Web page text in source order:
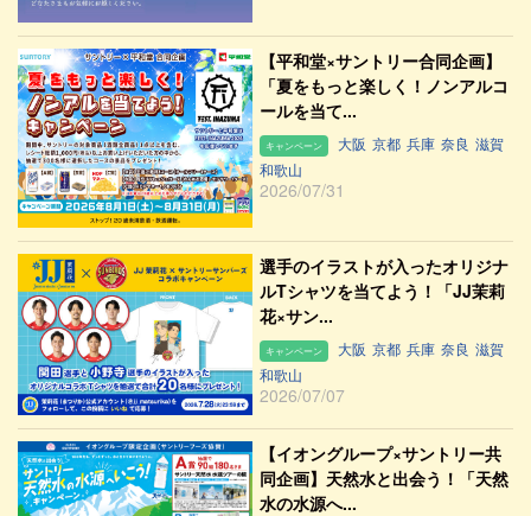
【平和堂×サントリー合同企画】
「夏をもっと楽しく！ノンアルコ
ールを当て...
キャンペーン 大阪 京都 兵庫 奈良 滋賀
和歌山
2026/07/31
選手のイラストが入ったオリジナ
ルTシャツを当てよう！「JJ茉莉
花×サン...
キャンペーン 大阪 京都 兵庫 奈良 滋賀
和歌山
2026/07/07
【イオングループ×サントリー共
同企画】天然水と出会う！「天然
水の水源へ...